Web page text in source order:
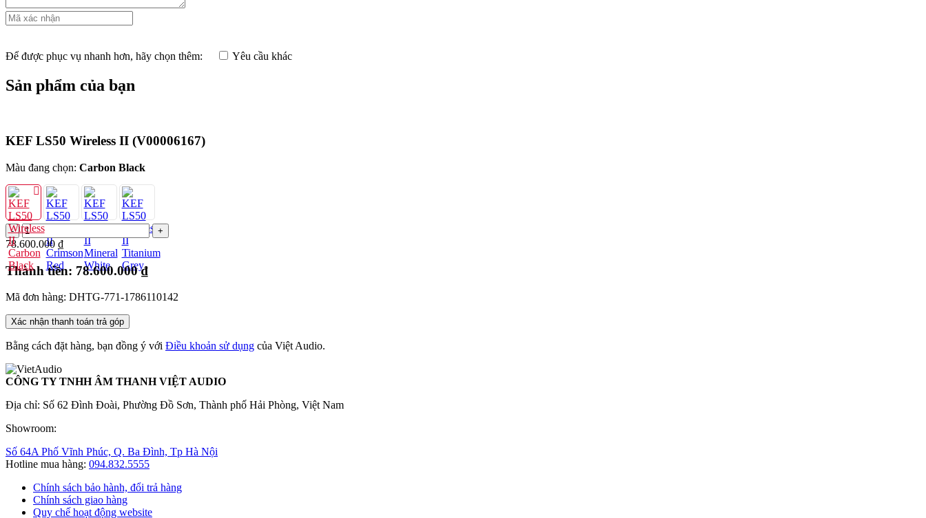
Để được phục vụ nhanh hơn, hãy chọn thêm: Yêu cầu khác
Sản phẩm của bạn
KEF LS50 Wireless II (V00006167)
Màu đang chọn: Carbon Black
78.600.000 ₫
Thành tiền: 78.600.000 ₫
Mã đơn hàng: DHTG-771-1786110142
Xác nhận thanh toán trả góp
Bằng cách đặt hàng, bạn đồng ý với Điều khoản sử dụng của Việt Audio.
CÔNG TY TNHH ÂM THANH VIỆT AUDIO
Địa chỉ: Số 62 Đình Đoài, Phường Đồ Sơn, Thành phố Hải Phòng, Việt Nam
Showroom:
Số 64A Phố Vĩnh Phúc, Q. Ba Đình, Tp Hà Nội
Hotline mua hàng: 094.832.5555
Chính sách bảo hành, đổi trả hàng
Chính sách giao hàng
Quy chế hoạt động website